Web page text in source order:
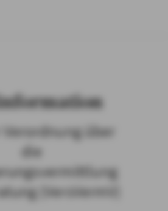
Verordnung über
die
(VersVermV)